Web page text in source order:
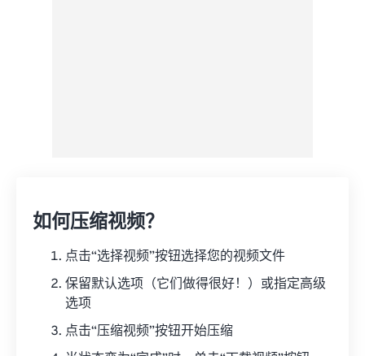
如何压缩视频？
点击“选择视频”按钮选择您的视频文件
保留默认选项（它们做得很好！）或指定高级
选项
点击“压缩视频”按钮开始压缩